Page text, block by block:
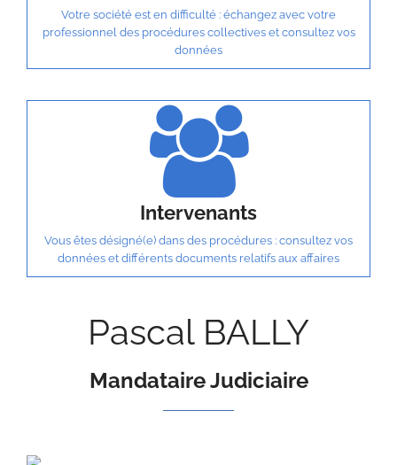
Votre société est en difficulté : échangez avec votre
professionnel des procédures collectives et consultez vos
données
Intervenants
Vous êtes désigné(e) dans des procédures : consultez vos
données et différents documents relatifs aux affaires
Pascal BALLY
Mandataire Judiciaire